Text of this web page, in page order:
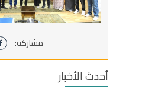
مشاركة:
أحدث الأخبار